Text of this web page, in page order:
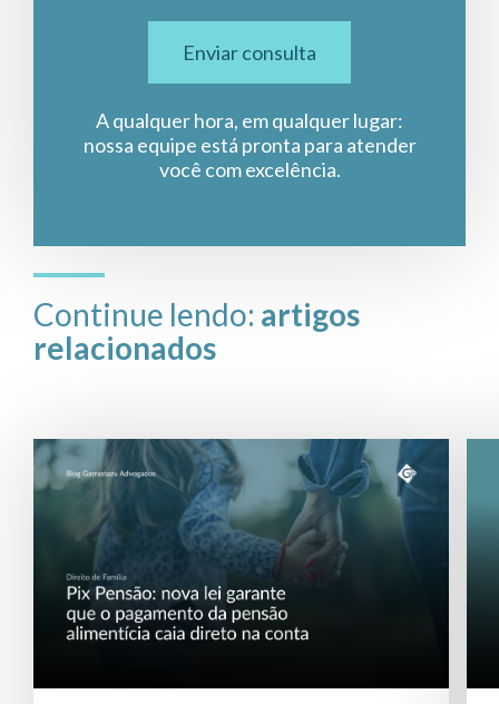
Enviar consulta
A qualquer hora, em qualquer lugar:
nossa equipe está pronta para atender
você com excelência.
Continue lendo: artigos
relacionados